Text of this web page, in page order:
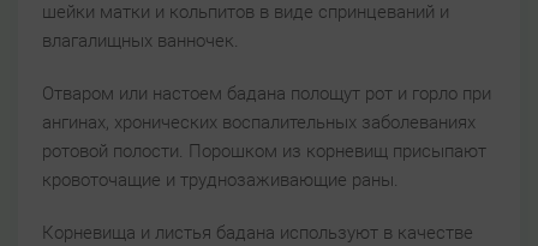
шейки матки и кольпитов в виде спринцеваний и
влагалищных ванночек.
Отваром или настоем бадана полощут рот и горло при
ангинах, хронических воспалительных заболеваниях
ротовой полости. Порошком из корневищ присыпают
кровоточащие и труднозаживающие раны.
Корневища и листья бадана используют в качестве